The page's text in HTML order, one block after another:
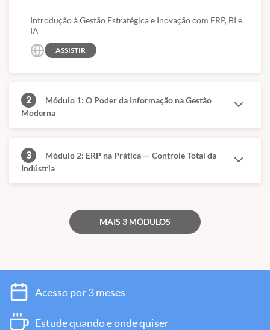
Introdução à Gestão Estratégica e Inovação com ERP, BI e
IA
ASSISTIR
2
Módulo 1: O Poder da Informação na Gestão
Moderna
3
Módulo 2: ERP na Prática — Controle Total da
Indústria
MAIS 3 MÓDULOS
Acesso por 3 meses
Estude quando e onde quiser